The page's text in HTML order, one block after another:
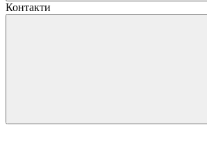
Контакти